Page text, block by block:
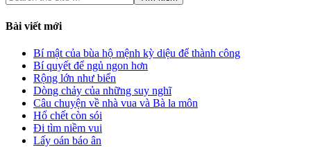
Bài viết mới
Bí mật của bùa hộ mệnh kỳ diệu để thành công
Bí quyết để ngủ ngon hơn
Rộng lớn như biển
Dòng chảy của những suy nghĩ
Câu chuyện về nhà vua và Bà la môn
Hổ chết còn sói
Đi tìm niềm vui
Lấy oán báo ân